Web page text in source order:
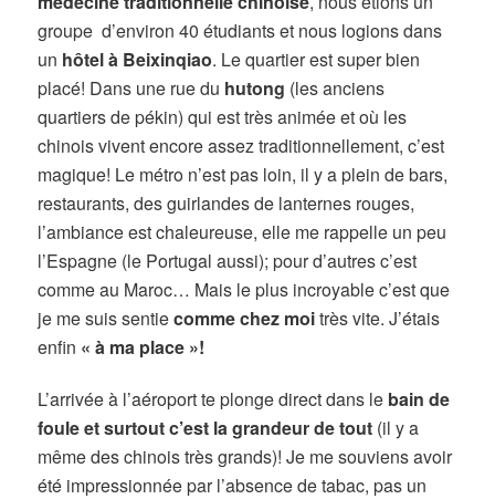
groupe d’environ 40 étudiants et nous logions dans
un hôtel à Beixinqiao. Le quartier est super bien
placé! Dans une rue du hutong (les anciens
quartiers de pékin) qui est très animée et où les
chinois vivent encore assez traditionnellement, c’est
magique! Le métro n’est pas loin, il y a plein de bars,
restaurants, des guirlandes de lanternes rouges,
l’ambiance est chaleureuse, elle me rappelle un peu
l’Espagne (le Portugal aussi); pour d’autres c’est
comme au Maroc… Mais le plus incroyable c’est que
je me suis sentiecomme chez moitrès vite. J’étais
enfin « à ma place »!
L’arrivée à l’aéroport te plonge direct dans le bain de
foule et surtout c’est la grandeur de tout (il y a
même des chinois très grands)! Je me souviens avoir
été impressionnée par l’absence de tabac, pas un